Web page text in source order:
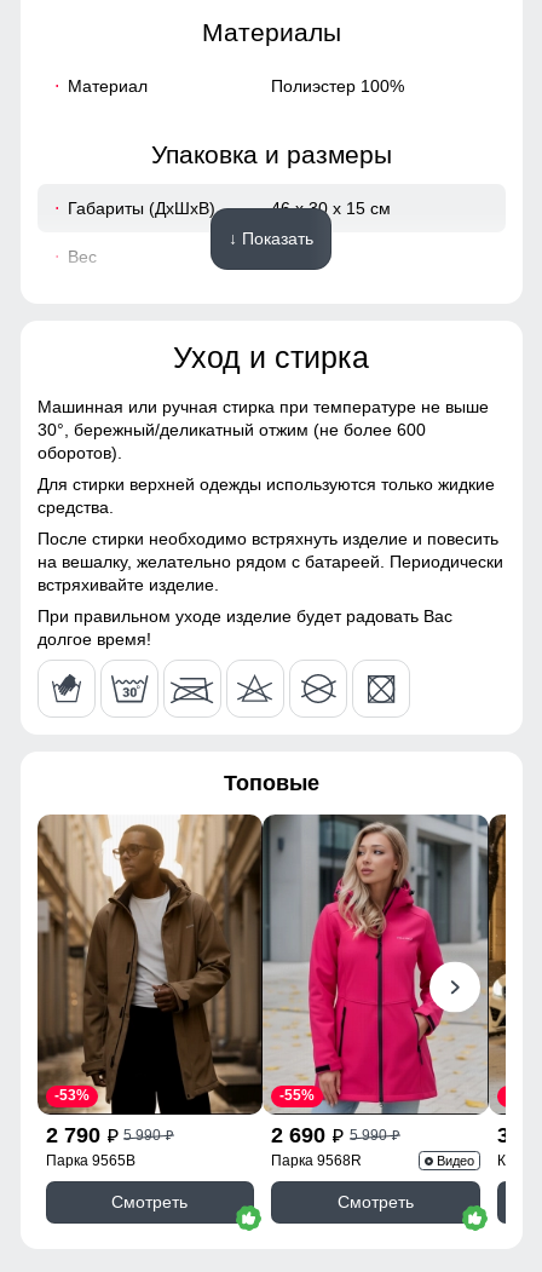
Материалы
Материал Полиэстер 100%
Упаковка и размеры
Габариты (ДхШхВ) 46 x 30 x 15 см
Вес
ВНИМАНИЕ!!! Товар который куплен с уценкой не
подлежит возврату и обмену.
Образец!
↓ Показать
Уход и стирка
Машинная или ручная стирка при температуре не выше
30°, бережный/деликатный отжим (не более 600
оборотов).
Для стирки верхней одежды используются только жидкие
средства.
После стирки необходимо встряхнуть изделие и повесить
на вешалку, желательно рядом с батареей. Периодически
встряхивайте изделие.
При правильном уходе изделие будет радовать Вас
долгое время!
Топовые
2 790 p 5 990p
-53%
Парка 9565B
Смотреть
2 690 p 5 990p
-55%
Парка 9568R Видео
Смотреть
3